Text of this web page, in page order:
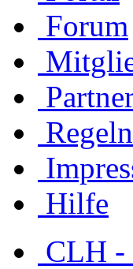
Forum
Regeln
Hilfe
CLH -